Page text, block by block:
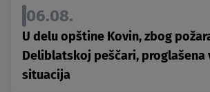
06.08.
U delu opštine Kovin, zbog
Deliblatskoj peščari, proglašena
situacija